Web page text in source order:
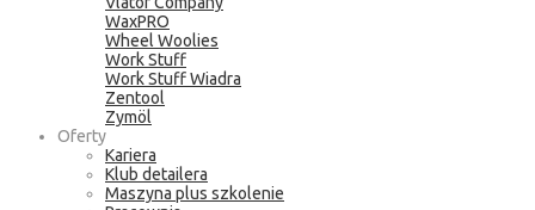
WaxPRO
Wheel Woolies
Work Stuff
Work Stuff Wiadra
Zentool
Zymöl
Oferty
Kariera
Klub detailera
Maszyna plus szkolenie